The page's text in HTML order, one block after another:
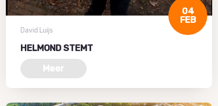
04
FEB
David Luijs
HELMOND STEMT
Meer